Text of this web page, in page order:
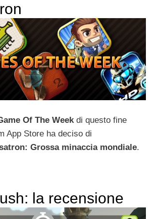
Of The Weekdi questo fine
App Store ha deciso di
Grossa minaccia mondiale.
la recensione